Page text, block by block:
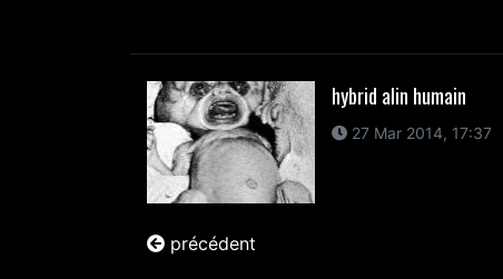
hybrid alin humain
27 Mar 2014, 17:37
précédent